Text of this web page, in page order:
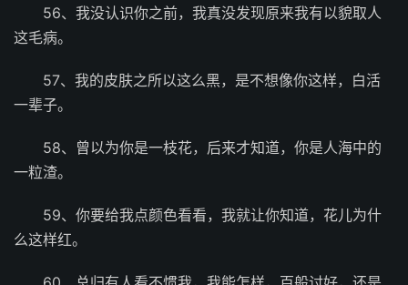
56、我没认识你之前，我真没发现原来我有以貌取人
这毛病。
57、我的皮肤之所以这么黑，是不想像你这样，白活
一辈子。
58、曾以为你是一枝花，后来才知道，你是人海中的
一粒渣。
59、你要给我点颜色看看，我就让你知道，花儿为什
么这样红。